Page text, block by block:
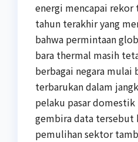
energi mencapai
tahun terakhir yang
bahwa permintaan
bara thermal masih
berbagai negara mulai
terbarukan dalam
pelaku pasar
gembira data tersebut
pemulihan sektor